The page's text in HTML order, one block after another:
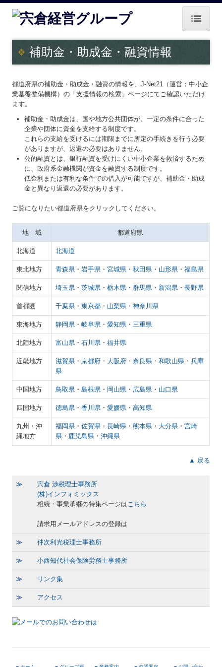
ホーム
グループ概要
業務案内
中小M＆Aガイドライン遵守宣言
戦略経営者システムQ&A
経営者お役立ち情報
病院・診療所の皆様へ
広報誌 WITH YOU
お問い合わせ
プライバシーポリシー
メールアドレスの登録
補助金・助成金・融資情報
都道府県の補助金・助成金・融資の情報を、J-Net21（運営：中小企
業基盤整備機構）の「支援情報の検索」ページにてご確認いただけ
ます。
補助金・助成金は、国や地方公共団体が、一定の条件に合った
企業や団体に資金を支給する制度です。
これらの支給を受けるには期限までに所定の手続きを行う必要
がありますが、返還の必要はありません。
公的融資とは、銀行融資を受けにくい中小企業を救済するため
に、政府系金融機関が資金を融資する制度です。
低金利または有利な条件での借入が可能ですが、補助金・助成
金と異なり返還の必要があります。
ご覧になりたい都道府県をクリックしてください。
地 域 都道府県
北海道 北海道
東北地方 青森県 ・岩手県 ・宮城県 ・秋田県 ・ 山形県 ・福島県
関信地方 埼玉県 ・茨城県 ・栃木県 ・群馬県 ・ 新潟県 ・長野県
首都圏 千葉県 ・東京都 ・ 山梨県 ・神奈川県
東海地方 静岡県 ・岐阜県 ・愛知県 ・三重県
北陸地方 富山県 ・石川県 ・福井県
近畿地方 滋賀県 ・京都府 ・ 大阪府 ・奈良県 ・和歌山県 ・兵庫
県
中国地方 鳥取県 ・島根県 ・ 岡山県 ・ 広島県 ・ 山口県
四国地方 徳島県 ・香川県 ・愛媛県 ・高知県
九州・沖
縄地方
福岡県 ・佐賀県 ・長崎県 ・熊本県 ・ 大分県 ・宮崎
県 ・ 鹿児島県 ・沖縄県
▲ 戻る
≫
宍倉 渉税理士事務所
(株)インフォミックス
相続・事業承継の特集ページはこちら
請求用メールアドレスの登録は
≫ 仲次利光税理士事務所
≫ 小西知代社会保険労務士事務所
≫ リンク集
≫ アクセス